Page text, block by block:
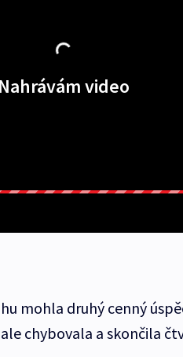
video
mohla druhý cenný
chybovala a skončila